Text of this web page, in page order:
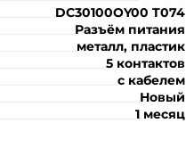
DC30100OY00 T074
Разъём питания
металл, пластик
5 контактов
с кабелем
Новый
1 месяц